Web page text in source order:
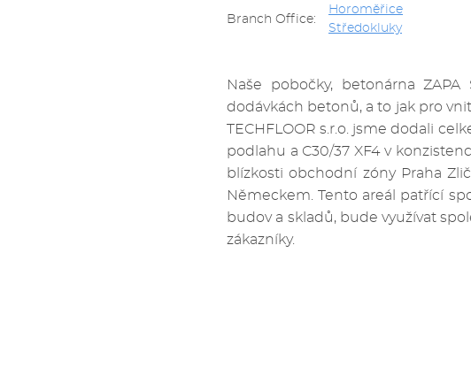
Branch Office
Horoměřice
Středokluky
Naše pobočky, betonárna
dodávkách betonů, a to jak pro
TECHFLOOR s.r.o. jsme dodali
podlahu a C30/37 XF4 v
blízkosti obchodní zóny Praha
Německem. Tento areál patřící
budov a skladů, bude využívat
zákazníky.